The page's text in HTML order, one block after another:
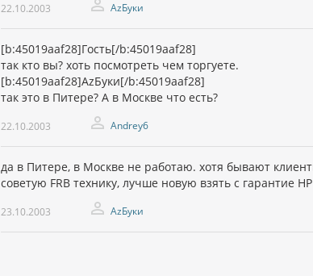
22.10.2003 AzБуки
[b:45019aaf28]Гость[/b:45019aaf28]
так кто вы? хоть посмотреть чем торгуете.
[b:45019aaf28]AzБуки[/b:45019aaf28]
так это в Питере? А в Москве что есть?
22.10.2003 Andrey6
да в Питере, в Москве не работаю. хотя бывают
советую FRB технику, лучше новую взять с гарантие
23.10.2003 AzБуки